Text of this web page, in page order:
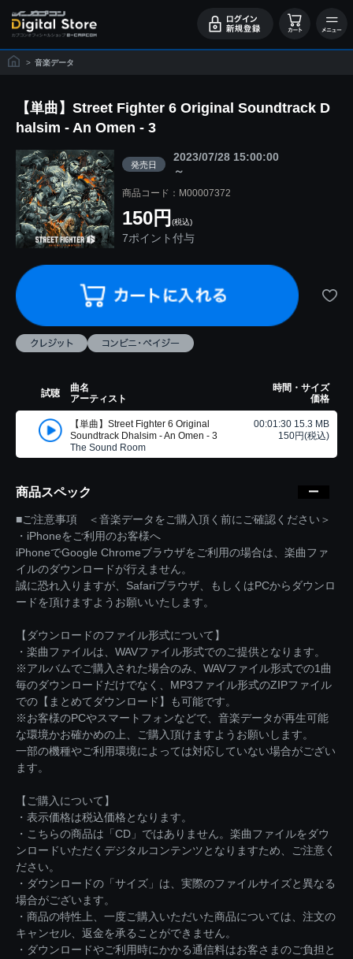
> 音楽データ
【単曲】Street Fighter 6 Original Soundtrack D
halsim - An Omen - 3
発売日
2023/07/28 15:00:00
～
商品コード：M00007372
150円 (税込)
7ポイント付与
試聴
曲名
アーティスト
時間・サイズ
価格
【単曲】Street Fighter 6 Original
Soundtrack Dhalsim - An Omen - 3
The Sound Room
00:01:30 15.3 MB
150円(税込)
商品スペック
■ご注意事項 ＜音楽データをご購入頂く前にご確認ください＞
・iPhoneをご利用のお客様へ
iPhoneでGoogle Chromeブラウザをご利用の場合は、楽曲ファ
イルのダウンロードが行えません。
誠に恐れ入りますが、Safariブラウザ、もしくはPCからダウンロ
ードを頂けますようお願いいたします。
【ダウンロードのファイル形式について】
・楽曲ファイルは、WAVファイル形式でのご提供となります。
※アルバムでご購入された場合のみ、WAVファイル形式での1曲
毎のダウンロードだけでなく、MP3ファイル形式のZIPファイル
での【まとめてダウンロード】も可能です。
※お客様のPCやスマートフォンなどで、音楽データが再生可能
な環境かお確かめの上、ご購入頂けますようお願いします。
一部の機種やご利用環境によっては対応していない場合がござい
ます。
【ご購入について】
・表示価格は税込価格となります。
・こちらの商品は「CD」ではありません。楽曲ファイルをダウ
ンロードいただくデジタルコンテンツとなりますため、ご注意く
ださい。
・ダウンロードの「サイズ」は、実際のファイルサイズと異なる
場合がございます。
・商品の特性上、一度ご購入いただいた商品については、注文の
キャンセル、返金を承ることができません。
・ダウンロードやご利用時にかかる通信料はお客さまのご負担と